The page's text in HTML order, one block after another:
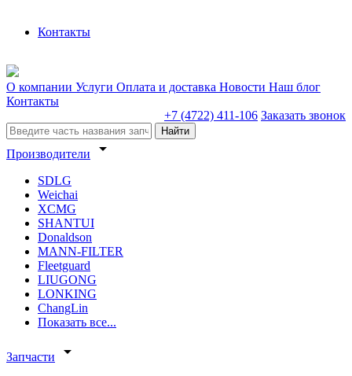
Контакты
О компании Услуги Оплата и доставка Новости Наш блог
Контакты
+7 (4722) 411-106 Заказать звонок
Найти
Производители arrow_drop_down
SDLG
Weichai
XCMG
SHANTUI
Donaldson
MANN-FILTER
Fleetguard
LIUGONG
LONKING
ChangLin
Показать все...
Запчасти arrow_drop_down